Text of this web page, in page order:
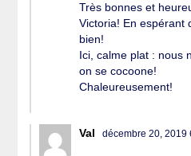
Très bonnes et
Victoria! En espérant
bien!
Ici, calme plat : nous
on se cocoone!
Chaleureusement!
Val décembre 20, 2019